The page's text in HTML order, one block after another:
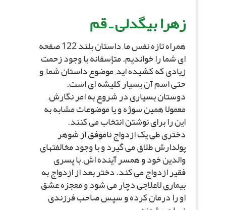
زهرا بیگدلى ـ قم
همراه تازه نفس ما, داستان بلند 122 صفحه
اى شما را خواندیم. متإسفانه با وجود زحمت
زیادى که کشیده اید, موضوع داستان شما, و
حتى اسم آن بسیار کلیشه اى است.
دوستان بسیارى در شروع به امر نگارش,
معمولا همین سوژه و یا موضوعات مشابه به
این را براى نوشتن انتخاب مى کنند.
دخترى طى یک ازدواج ناموفق از شوهر
پولدارش طلاق مى گیرد و با وجود مخالفتهاى
والدین خود و همسر آینده اش, با پسرى
فقیر ازدواج مى کند. دختر بعد از ازدواج به
بیمارى لاعلاجى دچار مى شود و معجزه عشق
او را درمان کرده و سپس صاحب فرزندى